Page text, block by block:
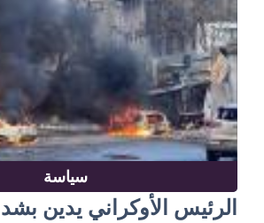
سياسة
الرئيس الأوكراني يدين